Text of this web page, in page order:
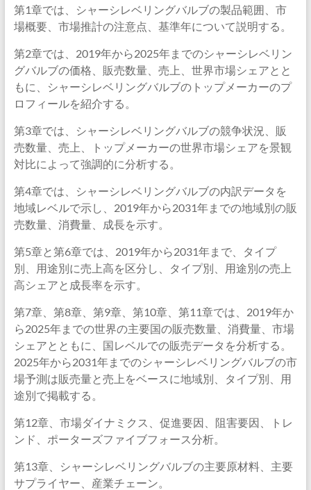
第1章では、シャーシレベリングバルブの製品範囲、市
場概要、市場推計の注意点、基準年について説明する。
第2章では、2019年から2025年までのシャーシレベリン
グバルブの価格、販売数量、売上、世界市場シェアとと
もに、シャーシレベリングバルブのトップメーカーのプ
ロフィールを紹介する。
第3章では、シャーシレベリングバルブの競争状況、販
売数量、売上、トップメーカーの世界市場シェアを景観
対比によって強調的に分析する。
第4章では、シャーシレベリングバルブの内訳データを
地域レベルで示し、2019年から2031年までの地域別の販
売数量、消費量、成長を示す。
第5章と第6章では、2019年から2031年まで、タイプ
別、用途別に売上高を区分し、タイプ別、用途別の売上
高シェアと成長率を示す。
第7章、第8章、第9章、第10章、第11章では、2019年か
ら2025年までの世界の主要国の販売数量、消費量、市場
シェアとともに、国レベルでの販売データを分析する。
2025年から2031年までのシャーシレベリングバルブの市
場予測は販売量と売上をベースに地域別、タイプ別、用
途別で掲載する。
第12章、市場ダイナミクス、促進要因、阻害要因、トレ
ンド、ポーターズファイブフォース分析。
第13章、シャーシレベリングバルブの主要原材料、主要
サプライヤー、産業チェーン。